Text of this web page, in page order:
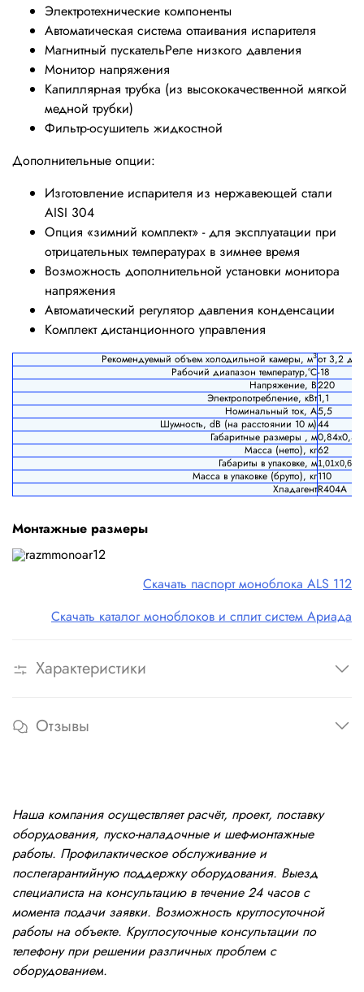
Электротехнические компоненты
Автоматическая система оттаивания испарителя
Магнитный пускательРеле низкого давления
Монитор напряжения
Капиллярная трубка (из высококачественной мягкой
медной трубки)
Фильтр-осушитель жидкостной
Дополнительные опции:
Изготовление испарителя из нержавеющей стали
AISI 304
Опция «зимний комплект» - для эксплуатации при
отрицательных температурах в зимнее время
Возможность дополнительной установки монитора
напряжения
Автоматический регулятор давления конденсации
Комплект дистанционного управления
Рекомендуемый объем холодильной камеры, м3от 3,2 до
Рабочий диапазон температур,°С-18
Напряжение, В220
Электропотребление, кВт1,1
Номинальный ток, А5,5
Шумность, dB (на расстоянии 10 м)44
Габаритные размеры , м
Масса (нетто), кг62
Габариты в упаковке, м
Масса в упаковке (брутто), кг110
ХладагентR404A
Монтажные размеры
Скачать паспорт моноблока ALS 112
Скачать каталог моноблоков и сплит систем Ариада
Характеристики
Отзывы
Наша компания осуществляет расчёт, проект, поставку
оборудования, пуско-наладочные и шеф-монтажные
работы. Профилактическое обслуживание и
послегарантийную поддержку оборудования. Выезд
специалиста на консультацию в течение 24 часов с
момента подачи заявки. Возможность круглосуточной
работы на объекте. Круглосуточные консультации по
телефону при решении различных проблем с
оборудованием.